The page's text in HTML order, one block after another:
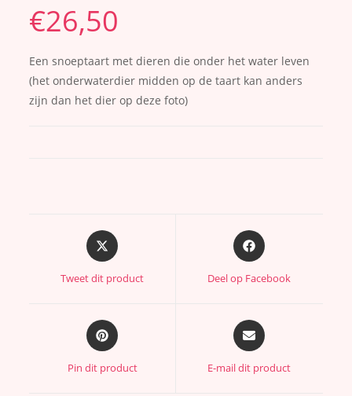
€26,50
Een snoeptaart met dieren die onder het water leven
(het onderwaterdier midden op de taart kan anders
zijn dan het dier op deze foto)
Tweet dit product Deel op Facebook
Pin dit product E-mail dit product